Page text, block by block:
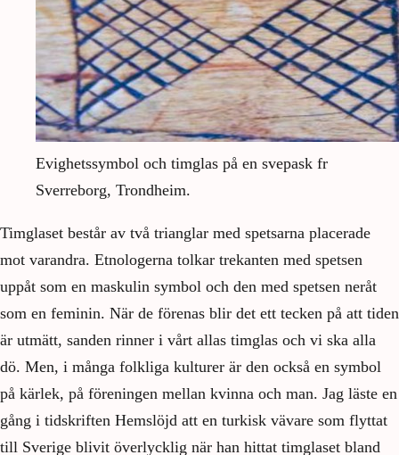
Evighetssymbol och timglas på en svepask fr
Sverreborg, Trondheim.
Timglaset består av två trianglar med spetsarna placerade
mot varandra. Etnologerna tolkar trekanten med spetsen
uppåt som en maskulin symbol och den med spetsen neråt
som en feminin. När de förenas blir det ett tecken på att tiden
är utmätt, sanden rinner i vårt allas timglas och vi ska alla
dö. Men, i många folkliga kulturer är den också en symbol
på kärlek, på föreningen mellan kvinna och man. Jag läste en
gång i tidskriften Hemslöjd att en turkisk vävare som flyttat
till Sverige blivit överlycklig när han hittat timglaset bland